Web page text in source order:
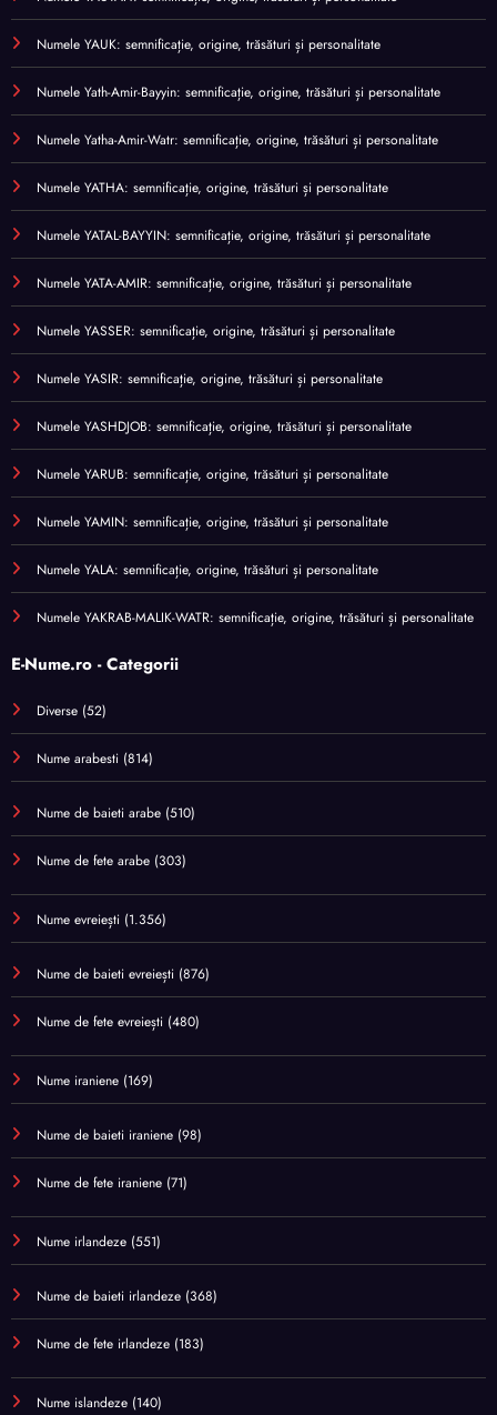
Numele YAUK: semnificație, origine, trăsături și personalitate
Numele Yath-Amir-Bayyin: semnificație, origine, trăsături și personalitate
Numele Yatha-Amir-Watr: semnificație, origine, trăsături și personalitate
Numele YATHA: semnificație, origine, trăsături și personalitate
Numele YATAL-BAYYIN: semnificație, origine, trăsături și personalitate
Numele YATA-AMIR: semnificație, origine, trăsături și personalitate
Numele YASSER: semnificație, origine, trăsături și personalitate
Numele YASIR: semnificație, origine, trăsături și personalitate
Numele YASHDJOB: semnificație, origine, trăsături și personalitate
Numele YARUB: semnificație, origine, trăsături și personalitate
Numele YAMIN: semnificație, origine, trăsături și personalitate
Numele YALA: semnificație, origine, trăsături și personalitate
Numele YAKRAB-MALIK-WATR: semnificație, origine, trăsături și personalitate
E-Nume.ro - Categorii
Diverse (52)
Nume arabesti (814)
Nume de baieti arabe (510)
Nume de fete arabe (303)
Nume evreiești (1.356)
Nume de baieti evreiești (876)
Nume de fete evreiești (480)
Nume iraniene (169)
Nume de baieti iraniene (98)
Nume de fete iraniene (71)
Nume irlandeze (551)
Nume de baieti irlandeze (368)
Nume de fete irlandeze (183)
Nume islandeze (140)